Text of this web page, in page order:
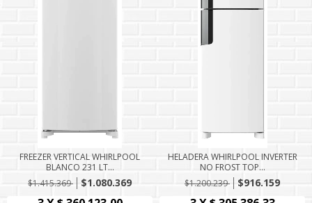
FREEZER VERTICAL WHIRLPOOL
BLANCO 231 LT...
$1.415.369
$1.080.369
HELADERA WHIRLPOOL INVERTER
NO FROST TOP...
$1.200.239
$916.159